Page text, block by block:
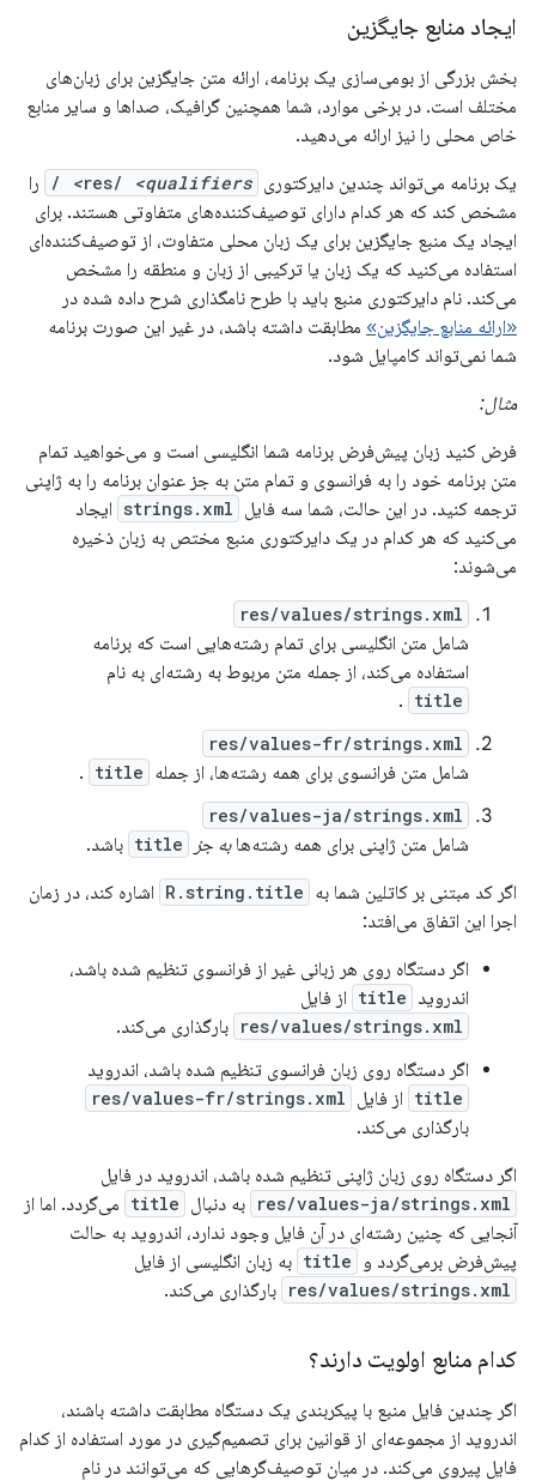
ایجاد منابع جایگزین
بخش بزرگی از بومی‌سازی یک برنامه، ارائه متن جایگزین برای زبان‌های
مختلف است. در برخی موارد، شما همچنین گرافیک، صداها و سایر منابع
خاص محلی را نیز ارائه می‌دهید.
یک برنامه می‌تواند چندین دایرکتوری
res/ <qualifiers>
/
را
مشخص کند که هر کدام دارای توصیف‌کننده‌های متفاوتی هستند. برای
ایجاد یک منبع جایگزین برای یک زبان محلی متفاوت، از توصیف‌کننده‌ای
استفاده می‌کنید که یک زبان یا ترکیبی از زبان و منطقه را مشخص
می‌کند. نام دایرکتوری منبع باید با طرح نامگذاری شرح داده شده در
«ارائه منابع جایگزین» مطابقت داشته باشد، در غیر این صورت برنامه
شما نمی‌تواند کامپایل شود.
مثال:
فرض کنید زبان پیش‌فرض برنامه شما انگلیسی است و می‌خواهید تمام
متن برنامه خود را به فرانسوی و تمام متن به جز عنوان برنامه را به ژاپنی
ترجمه کنید. در این حالت، شما سه فایل strings.xml ایجاد
می‌کنید که هر کدام در یک دایرکتوری منبع مختص به زبان ذخیره
می‌شوند:
res/values/strings.xml
شامل متن انگلیسی برای تمام رشته‌هایی است که برنامه
استفاده می‌کند، از جمله متن مربوط به رشته‌ای به نام
title
.
res/values-fr/strings.xml
شامل متن فرانسوی برای همه رشته‌ها، از جمله title
.
res/values-ja/strings.xml
شامل متن ژاپنی برای همه رشته‌هابه جز title باشد.
اگر کد مبتنی بر کاتلین شما به R.string.title اشاره کند، در زمان
اجرا این اتفاق می‌افتد:
اگر دستگاه روی هر زبانی غیر از فرانسوی تنظیم شده باشد،
اندروید title از فایل
res/values/strings.xml بارگذاری می‌کند.
اگر دستگاه روی زبان فرانسوی تنظیم شده باشد، اندروید
title از فایل res/values-fr/strings.xml
بارگذاری می‌کند.
اگر دستگاه روی زبان ژاپنی تنظیم شده باشد، اندروید در فایل
res/values-ja/strings.xml به دنبال title می‌گردد. اما از
آنجایی که چنین رشته‌ای در آن فایل وجود ندارد، اندروید به حالت
پیش‌فرض برمی‌گردد و
title به زبان انگلیسی از فایل
res/values/strings.xml بارگذاری می‌کند.
کدام منابع اولویت دارند؟
اگر چندین فایل منبع با پیکربندی یک دستگاه مطابقت داشته باشند،
اندروید از مجموعه‌ای از قوانین برای تصمیم‌گیری در مورد استفاده از کدام
فایل پیروی می‌کند. در میان توصیف‌گرهایی که می‌توانند در نام